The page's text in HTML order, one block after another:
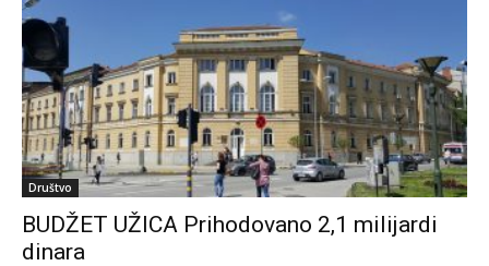
Društvo
BUDŽET UŽICA Prihodovano 2,1 milijardi
dinara